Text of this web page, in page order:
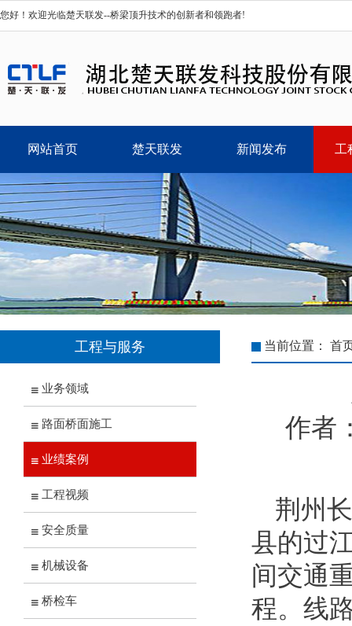
您好！欢迎光临楚天联发--桥梁顶升技术的创新者和领跑者!
网站首页 楚天联发 新闻发布 工
工程与服务
业务领域
路面桥面施工
业绩案例
工程视频
安全质量
机械设备
桥检车
当前位置： 首
作者
荆州
县的过
间交通
程。线